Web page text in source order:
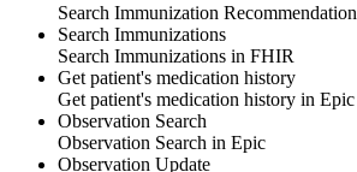
Search Immunization Recommendation
Search Immunizations
Search Immunizations in FHIR
Get patient's medication history
Get patient's medication history in Epic
Observation Search
Observation Search in Epic
Observation Update